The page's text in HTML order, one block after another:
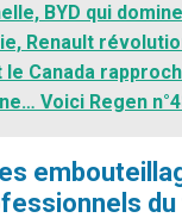
BYD qui
Renault
Canada
Voici Regen